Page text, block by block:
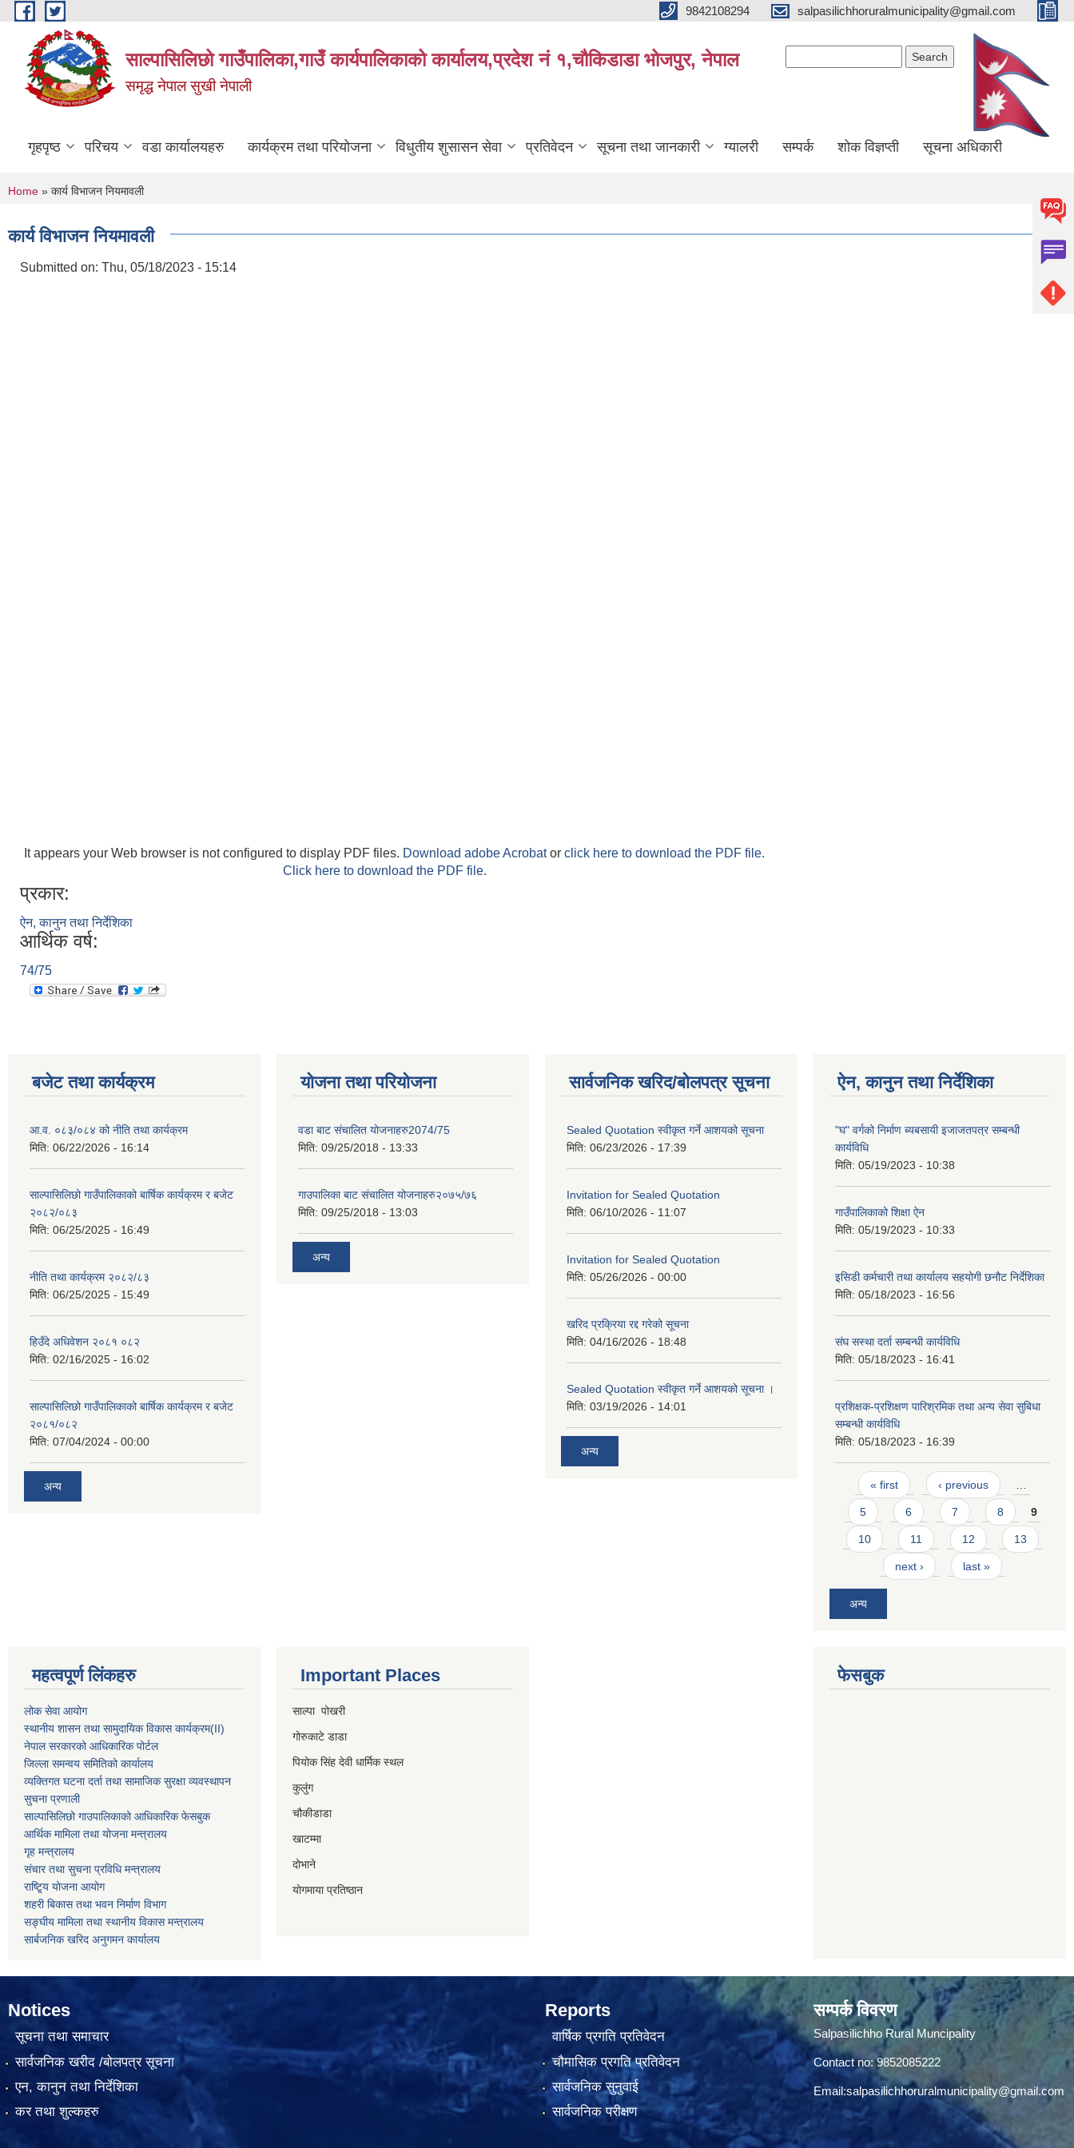
Skip to main content 9842108294 salpasilichhoruralmunicipality@gmail.com
साल्पासिलिछो गाउँपालिका,गाउँ कार्यपालिकाको कार्यालय,प्रदेश नं १,चौकिडाडा भोजपुर, नेपाल
समृद्ध नेपाल सुखी नेपाली
गृहपृष्ठ परिचय वडा कार्यालयहरु कार्यक्रम तथा परियोजना विधुतीय शुसासन सेवा प्रतिवेदन सूचना तथा जानकारी ग्यालरी सम्पर्क शोक विज्ञप्ती सूचना अधिकारी
You are here
Home » कार्य विभाजन नियमावली
कार्य विभाजन नियमावली
Submitted on: Thu, 05/18/2023 - 15:14
It appears your Web browser is not configured to display PDF files. Download adobe Acrobator click here to download the PDF file.
Click here to download the PDF file.
प्रकार:
ऐन, कानुन तथा निर्देशिका
आर्थिक वर्ष:
74/75
बजेट तथा कार्यक्रम
आ.व. ०८३/०८४ को नीति तथा कार्यक्रम
मिति: 06/22/2026 - 16:14
साल्पासिलिछो गाउँपालिकाको बार्षिक कार्यक्रम र बजेट
२०८२/०८३
मिति: 06/25/2025 - 16:49
नीति तथा कार्यक्रम २०८२/८३
मिति: 06/25/2025 - 15:49
हिउँदे अधिवेशन २०८१ ०८२
मिति: 02/16/2025 - 16:02
साल्पासिलिछो गाउँपालिकाको बार्षिक कार्यक्रम र बजेट
२०८१/०८२
मिति: 07/04/2024 - 00:00
अन्य
योजना तथा परियोजना
वडा बाट संचालित योजनाहरु2074/75
मिति: 09/25/2018 - 13:33
गाउपालिका बाट संचालित योजनाहरु२०७५/७६
मिति: 09/25/2018 - 13:03
अन्य
सार्वजनिक खरिद/बोलपत्र सूचना
Sealed Quotation स्वीकृत गर्ने आशयको सूचना
मिति: 06/23/2026 - 17:39
Invitation for Sealed Quotation
मिति: 06/10/2026 - 11:07
Invitation for Sealed Quotation
मिति: 05/26/2026 - 00:00
खरिद प्रक्रिया रद्द गरेको सूचना
मिति: 04/16/2026 - 18:48
Sealed Quotation स्वीकृत गर्ने आशयको सूचना ।
मिति: 03/19/2026 - 14:01
अन्य
ऐन, कानुन तथा निर्देशिका
"घ" वर्गको निर्माण ब्यबसायी इजाजतपत्र सम्बन्धी
कार्यविधि
मिति: 05/19/2023 - 10:38
गाउँपालिकाको शिक्षा ऐन
मिति: 05/19/2023 - 10:33
इसिडी कर्मचारी तथा कार्यालय सहयोगी छनौट निर्देशिका
मिति: 05/18/2023 - 16:56
संघ सस्था दर्ता सम्बन्धी कार्यविधि
मिति: 05/18/2023 - 16:41
प्रशिक्षक-प्रशिक्षण पारिश्रमिक तथा अन्य सेवा सुबिधा
सम्बन्धी कार्यविधि
मिति: 05/18/2023 - 16:39
Pages
« first ‹ previous …
5 6 7 8 9
10 11 12 13
next › last »
अन्य
महत्वपूर्ण लिंकहरु
लोक सेवा आयोग
स्थानीय शासन तथा सामुदायिक विकास कार्यक्रम(II)
नेपाल सरकारको आधिकारिक पोर्टल
जिल्ला समन्वय समितिको कार्यालय
व्यक्तिगत घटना दर्ता तथा सामाजिक सुरक्षा व्यवस्थापन
सुचना प्रणाली
साल्पासिलिछो गाउपालिकाको आधिकारिक फेसबुक
आर्थिक मामिला तथा योजना मन्त्रालय
गृह मन्त्रालय
संचार तथा सुचना प्रविधि मन्त्रालय
राष्टि्ृय योजना आयोग
शहरी बिकास तथा भवन निर्माण विभाग
सङ्घीय मामिला तथा स्थानीय विकास मन्त्रालय
सार्बजनिक खरिद अनुगमन कार्यालय
Important Places
साल्पा पोखरी
गोरुकाटे डाडा
पियोक सिंह देवी धार्मिक स्थल
कुलुंग
चौकीडाडा
खाटम्मा
दोभाने
योगमाया प्रतिष्ठान
फेसबुक
Notices
सूचना तथा समाचार
सार्वजनिक खरीद /बोलपत्र सूचना
एन, कानुन तथा निर्देशिका
कर तथा शुल्कहरु
Reports
वार्षिक प्रगति प्रतिवेदन
चौमासिक प्रगति प्रतिवेदन
सार्वजनिक सुनुवाई
सार्वजनिक परीक्षण
सम्पर्क विवरण
Salpasilichho Rural Muncipality
Contact no: 9852085222
Email:salpasilichhoruralmunicipality@gmail.com